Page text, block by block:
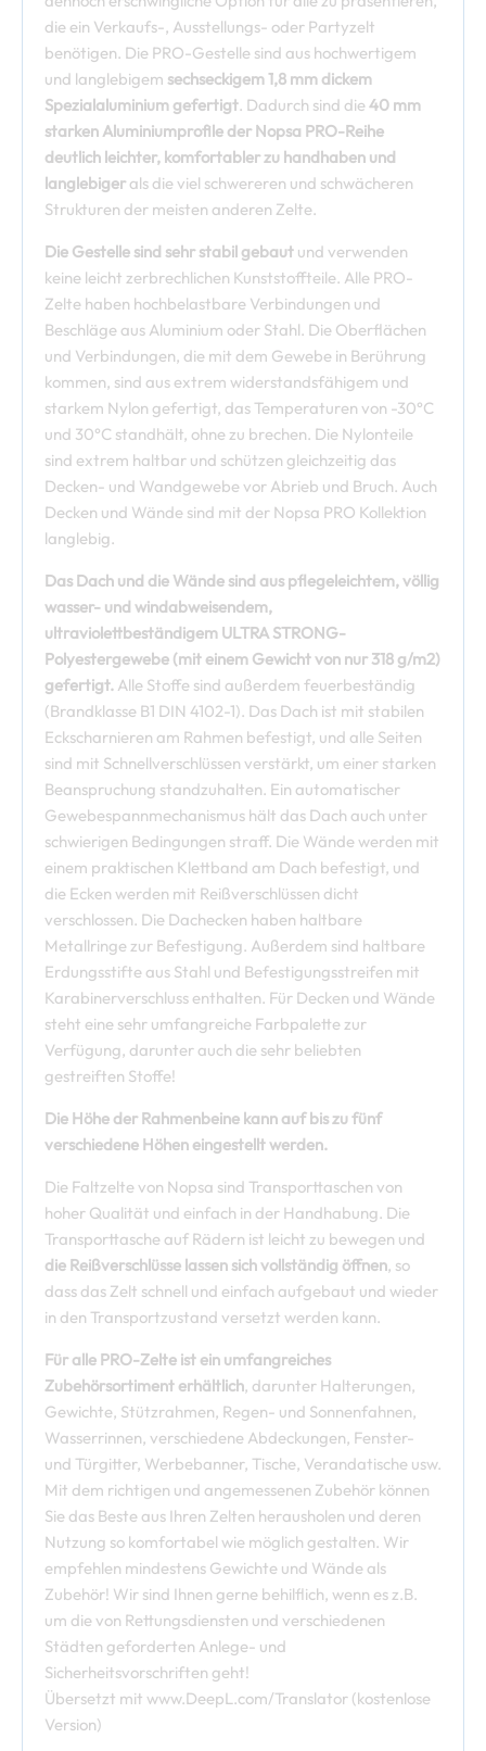
die ein Verkaufs-, Ausstellungs- oder Partyzelt
benötigen. Die PRO-Gestelle sind aus hochwertigem
und langlebigem sechseckigem 1,8 mm dickem
Spezialaluminium gefertigt. Dadurch sind die 40 mm
starken Aluminiumprofile der Nopsa PRO-Reihe
deutlich leichter, komfortabler zu handhaben und
langlebiger als die viel schwereren und schwächeren
Strukturen der meisten anderen Zelte.
Die Gestelle sind sehr stabil gebaut und verwenden
keine leicht zerbrechlichen Kunststoffteile. Alle PRO-
Zelte haben hochbelastbare Verbindungen und
Beschläge aus Aluminium oder Stahl. Die Oberflächen
und Verbindungen, die mit dem Gewebe in Berührung
kommen, sind aus extrem widerstandsfähigem und
starkem Nylon gefertigt, das Temperaturen von -30°C
und 30°C standhält, ohne zu brechen. Die Nylonteile
sind extrem haltbar und schützen gleichzeitig das
Decken- und Wandgewebe vor Abrieb und Bruch. Auch
Decken und Wände sind mit der Nopsa PRO Kollektion
langlebig.
Das Dach und die Wände sind aus pflegeleichtem, völlig
wasser- und windabweisendem,
ultraviolettbeständigem ULTRA STRONG-
Polyestergewebe (mit einem Gewicht von nur 318 g/m2)
gefertigt. Alle Stoffe sind außerdem feuerbeständig
(Brandklasse B1 DIN 4102-1). Das Dach ist mit stabilen
Eckscharnieren am Rahmen befestigt, und alle Seiten
sind mit Schnellverschlüssen verstärkt, um einer starken
Beanspruchung standzuhalten. Ein automatischer
Gewebespannmechanismus hält das Dach auch unter
schwierigen Bedingungen straff. Die Wände werden mit
einem praktischen Klettband am Dach befestigt, und
die Ecken werden mit Reißverschlüssen dicht
verschlossen. Die Dachecken haben haltbare
Metallringe zur Befestigung. Außerdem sind haltbare
Erdungsstifte aus Stahl und Befestigungsstreifen mit
Karabinerverschluss enthalten. Für Decken und Wände
steht eine sehr umfangreiche Farbpalette zur
Verfügung, darunter auch die sehr beliebten
gestreiften Stoffe!
Die Höhe der Rahmenbeine kann auf bis zu fünf
verschiedene Höhen eingestellt werden.
Die Faltzelte von Nopsa sind Transporttaschen von
hoher Qualität und einfach in der Handhabung. Die
Transporttasche auf Rädern ist leicht zu bewegen und
die Reißverschlüsse lassen sich vollständig öffnen, so
dass das Zelt schnell und einfach aufgebaut und wieder
in den Transportzustand versetzt werden kann.
Für alle PRO-Zelte ist ein umfangreiches
Zubehörsortiment erhältlich, darunter Halterungen,
Gewichte, Stützrahmen, Regen- und Sonnenfahnen,
Wasserrinnen, verschiedene Abdeckungen, Fenster-
und Türgitter, Werbebanner, Tische, Verandatische usw.
Mit dem richtigen und angemessenen Zubehör können
Sie das Beste aus Ihren Zelten herausholen und deren
Nutzung so komfortabel wie möglich gestalten. Wir
empfehlen mindestens Gewichte und Wände als
Zubehör! Wir sind Ihnen gerne behilflich, wenn es z.B.
um die von Rettungsdiensten und verschiedenen
Städten geforderten Anlege- und
Sicherheitsvorschriften geht!
Übersetzt mit www.DeepL.com/Translator (kostenlose
Version)